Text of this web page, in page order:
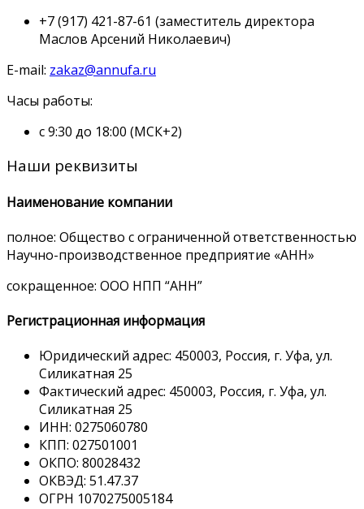
+7 (917) 421-87-61 (заместитель директора
Маслов Арсений Николаевич)
E-mail: zakaz@annufa.ru
Часы работы:
с 9:30 до 18:00 (МСК+2)
Наши реквизиты
Наименование компании
полное: Общество с ограниченной ответственностью
Научно-производственное предприятие «АНН»
сокращенное: ООО НПП “АНН”
Регистрационная информация
Юридический адрес: 450003, Россия, г. Уфа, ул.
Силикатная 25
Фактический адрес: 450003, Россия, г. Уфа, ул.
Силикатная 25
ИНН: 0275060780
КПП: 027501001
ОКПО: 80028432
ОКВЭД: 51.47.37
ОГРН 1070275005184